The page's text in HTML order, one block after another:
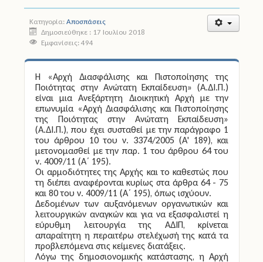
Ηλεκτρονικές Υπηρεσίες
Κατηγορία: Αποσπάσεις
Δημοσιεύθηκε : 17 Ιουλίου 2018
Εμφανίσεις: 494
Η «Αρχή Διασφάλισης και Πιστοποίησης της
Ποιότητας στην Ανώτατη Εκπαίδευση» (Α.ΔΙ.Π.)
είναι μια Ανεξάρτητη Διοικητική Αρχή με την
επωνυμία «Αρχή Διασφάλισης και Πιστοποίησης
της Ποιότητας στην Ανώτατη Εκπαίδευση»
(Α.ΔΙ.Π.), που έχει συσταθεί με την παράγραφο 1
του άρθρου 10 του ν. 3374/2005 (Α' 189), και
μετονομασθεί με την παρ. 1 του άρθρου 64 του
ν. 4009/11 (Α΄ 195).
Οι αρμοδιότητες της Αρχής και το καθεστώς που
τη διέπει αναφέρονται κυρίως στα άρθρα 64 - 75
και 80 του ν. 4009/11 (Α΄ 195), όπως ισχύουν.
Δεδομένων των αυξανόμενων οργανωτικών και
λειτουργικών αναγκών και για να εξασφαλιστεί η
εύρυθμη λειτουργία της ΑΔΙΠ, κρίνεται
απαραίτητη η περαιτέρω στελέχωσή της κατά τα
προβλεπόμενα στις κείμενες διατάξεις.
Λόγω της δημοσιονομικής κατάστασης, η Αρχή